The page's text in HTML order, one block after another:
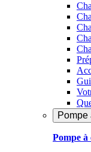
Pompe
Pompe